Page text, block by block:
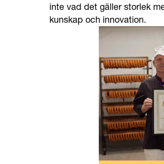
inte vad det gäller storlek
kunskap och innovation.